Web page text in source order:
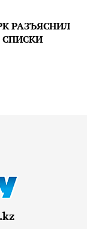
РАЗЪЯСНИЛ